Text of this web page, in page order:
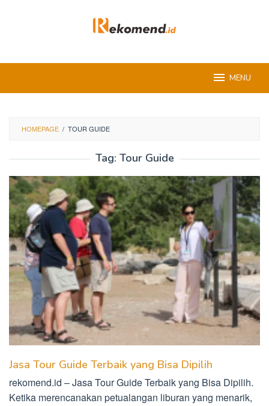
MENU
HOMEPAGE / TOUR GUIDE
Tag: Tour Guide
Jasa Tour Guide Terbaik yang Bisa Dipilih
rekomend.id – Jasa Tour Guide Terbaik yang Bisa Dipilih.
Ketika merencanakan petualangan liburan yang menarik,